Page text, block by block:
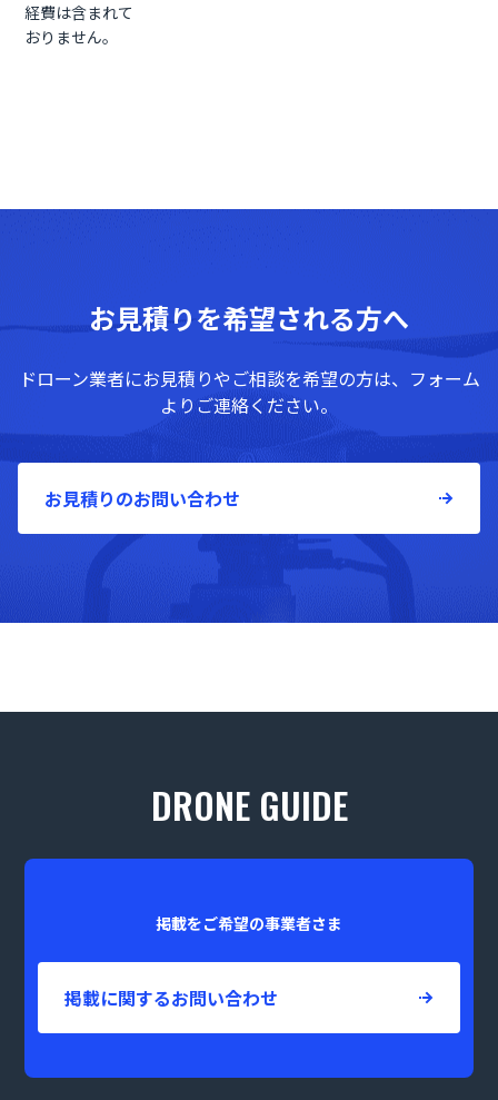
経費は含まれて
おりません。
お見積りを希望される方へ
ドローン業者にお見積りやご相談を希望の方は、フォーム
よりご連絡ください。
お見積りのお問い合わせ
DRONE GUIDE
掲載をご希望の事業者さま
掲載に関するお問い合わせ